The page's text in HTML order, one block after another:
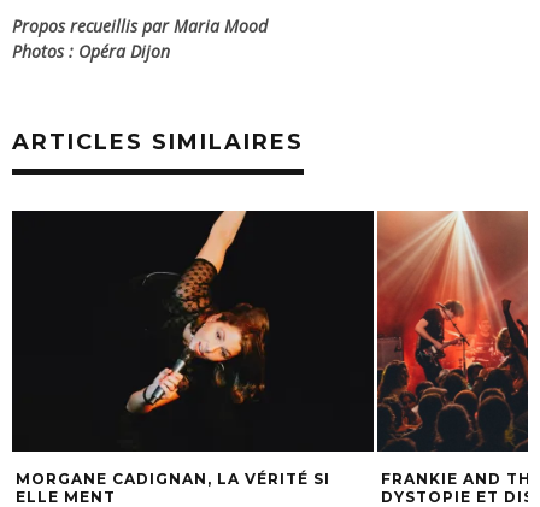
Propos recueillis par Maria Mood
Photos : Opéra Dijon
ARTICLES SIMILAIRES
MORGANE CADIGNAN, LA VÉRITÉ SI
ELLE MENT
FRANKIE AND
DYSTOPIE ET